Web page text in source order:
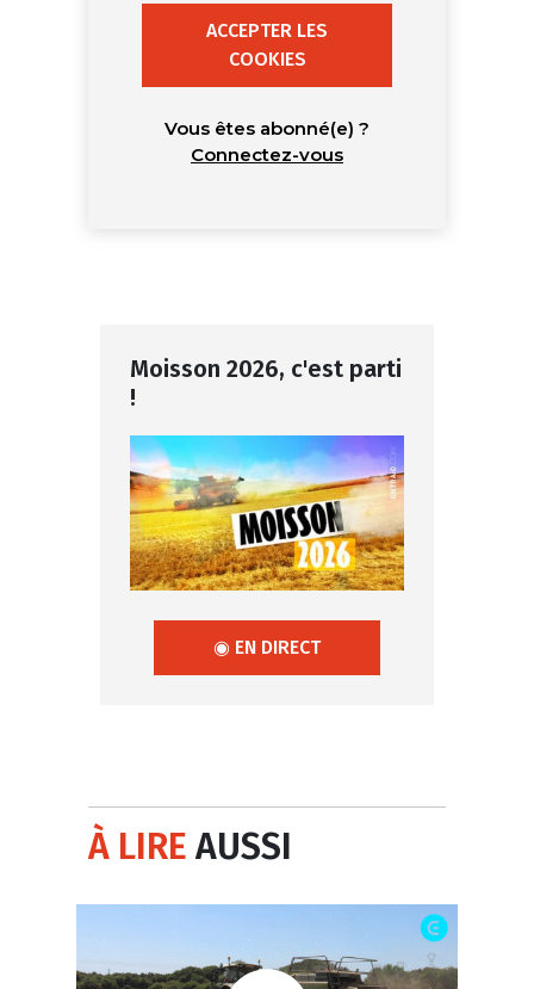
ACCEPTER LES
COOKIES
Vous êtes abonné(e) ?
Connectez-vous
Moisson 2026, c'est parti
!
◉ EN DIRECT
À LIREAUSSI